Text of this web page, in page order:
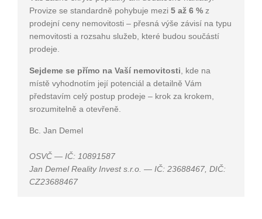
Provize se standardně pohybuje mezi 5 až 6 % z
prodejní ceny nemovitosti – přesná výše závisí na typu
nemovitosti a rozsahu služeb, které budou součástí
prodeje.
Sejdeme se přímo na Vaší nemovitosti , kde na
místě vyhodnotím její potenciál a detailně Vám
představím celý postup prodeje – krok za krokem,
srozumitelně a otevřeně.
Bc. Jan Demel
OSVČ — IČ: 10891587
Jan Demel Reality Invest s.r.o. — IČ: 23688467, DIČ:
CZ23688467